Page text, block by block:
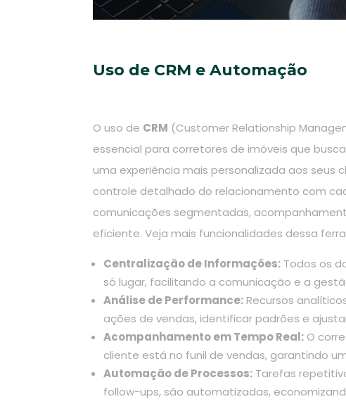
Uso de CRM e Automação
O uso de CRM (Customer Relationship
essencial para corretores de imóveis que
uma experiência mais personalizada aos seus
controle detalhado do relacionamento com
comunicações segmentadas,
eficiente. Veja mais funcionalidades dessa
Centralização de Informações: Todos os
só lugar, facilitando a comunicação e a
Análise de Performance:Recursos
ações de vendas, identificar padrões e
Acompanhamento em Tempo Real: O
cliente está no funil de vendas, garantindo
Automação de Processos: Tarefas
follow-ups, são automatizadas,